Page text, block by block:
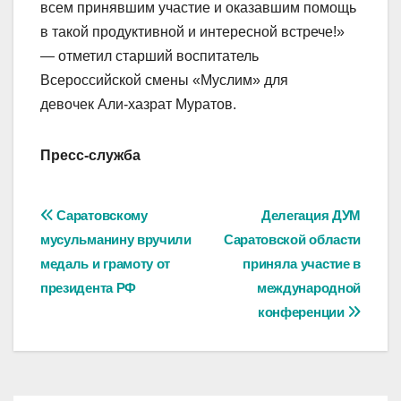
всем принявшим участие и оказавшим помощь
в такой продуктивной и интересной встрече!»
— отметил старший воспитатель
Всероссийской смены «Муслим» для
девочек Али-хазрат Муратов.
Пресс-служба
Навигация
по
записям
Делегация ДУМ
Саратовской области
приняла участие в
международной
конференции
Саратовскому
мусульманину вручили
медаль и грамоту от
президента РФ